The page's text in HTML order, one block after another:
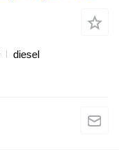
diesel